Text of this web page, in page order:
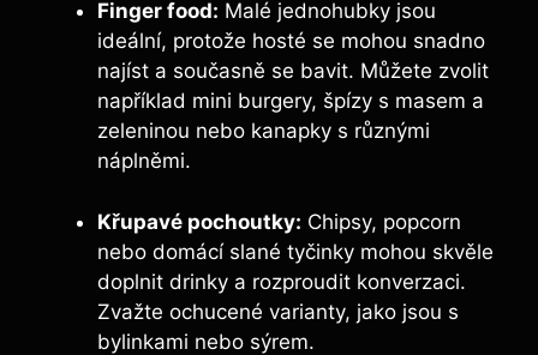
Finger food: Malé jednohubky jsou
ideální, protože hosté se mohou snadno
najíst a současně se bavit. Můžete zvolit
například mini burgery, špízy s masem a
zeleninou nebo kanapky s různými
náplněmi.
Křupavé pochoutky: Chipsy, popcorn
nebo domácí slané tyčinky mohou skvěle
doplnit drinky a rozproudit konverzaci.
Zvažte ochucené varianty, jako jsou s
bylinkami nebo sýrem.